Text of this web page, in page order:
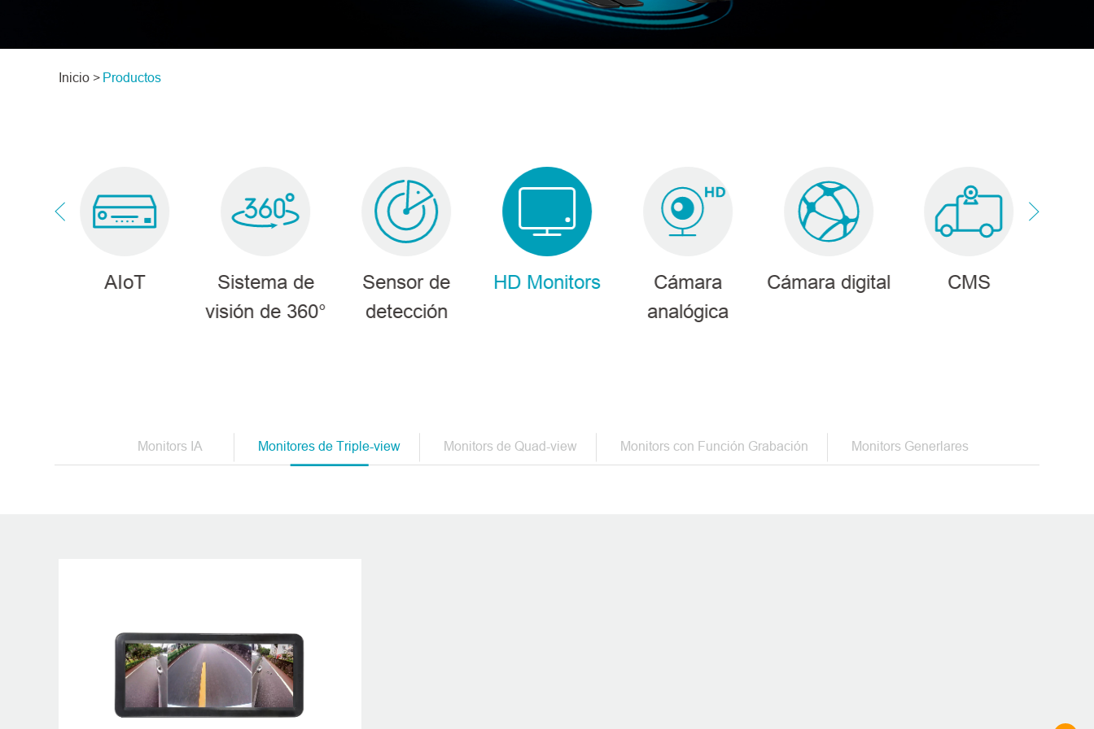
Inicio > Productos
AIoT
Sistema de
visión de 360°
Sensor de
detección
HD Monitors
Cámara
analógica
Cámara digital CMS
Monitors IA Monitores de Triple-view Monitors de Quad-view Monitors con Función Grabación Monitors Generlares